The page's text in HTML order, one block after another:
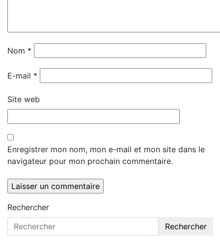
Nom *
E-mail *
Site web
Enregistrer mon nom, mon e-mail et mon site dans le
navigateur pour mon prochain commentaire.
Rechercher
Rechercher